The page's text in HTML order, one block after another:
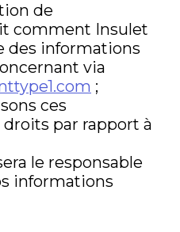
de
comment Insulet
des informations
via
;
ces
par rapport à
le responsable
informations